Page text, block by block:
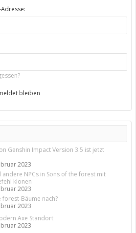
bleiben
Genshin Impact Version 3.5 ist jetzt
2023
andere NPCs in Sons of the forest mit
klonen
2023
forest-Bäume nach?
2023
Axe Standort
2023